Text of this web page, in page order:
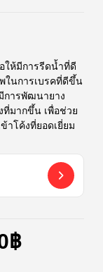
ให้มีการรีดน้ำที่ดี
ในการเบรคที่ดีขึ้น
การพัฒนายาง
มากขึ้น เพื่อช่วย
าโค้งที่ยอดเยี่ยม
฿